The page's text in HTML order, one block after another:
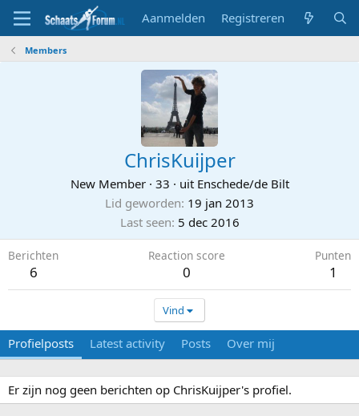
Aanmelden Registreren
Members
ChrisKuijper
New Member · 33 · uit Enschede/de Bilt
Lid geworden 19 jan 2013
Last seen 5 dec 2016
Berichten
6
Reaction score
0
Punten
1
Vind
Profielposts Latest activity Posts Over mij
Er zijn nog geen berichten op ChrisKuijper's profiel.